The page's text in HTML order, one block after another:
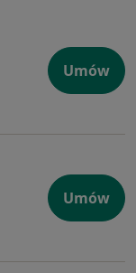
Umów
Umów